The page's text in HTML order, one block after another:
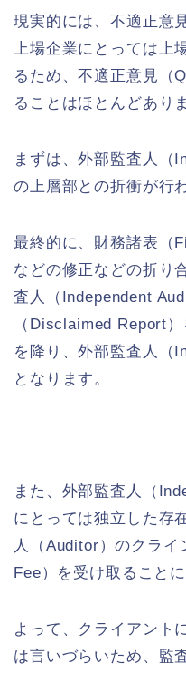
現実的には、不適正意
上場企業にとっては上
るため、不適正意見（
ることはほとんどあり
まずは、外部監査人（
の上層部との折衝が行
最終的に、財務諸表（
などの修正などの折り
査人（Independent
（Disclaimed Report
を降り、外部監査人（
となります。
また、外部監査人（
にとっては独立した存
人（Auditor）のクラ
Fee）を受け取ることに
よって、クライアント
は言いづらいため、監